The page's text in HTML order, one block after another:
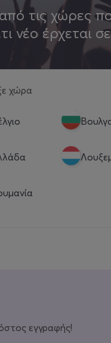
τις χώρες
νέο έρχεται
χώρα
εγγραφής!